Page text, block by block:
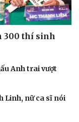
300 thí sinh
Anh trai vượt
Linh, nữ ca sĩ nói